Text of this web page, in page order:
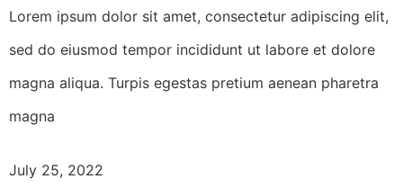
Lorem ipsum dolor sit amet, consectetur adipiscing elit,
sed do eiusmod tempor incididunt ut labore et dolore
magna aliqua. Turpis egestas pretium aenean pharetra
magna
July 25, 2022